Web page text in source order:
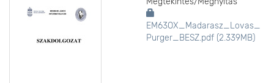
EM63OX_Madarasz_Lovas_
Purger_BESZ.pdf (2.339MB)